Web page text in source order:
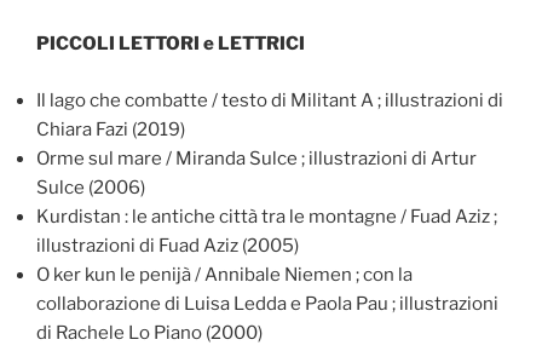
PICCOLI LETTORI e LETTRICI
Il lago che combatte / testo di Militant A ; illustrazioni di
Chiara Fazi (2019)
Orme sul mare / Miranda Sulce ; illustrazioni di Artur
Sulce (2006)
Kurdistan : le antiche città tra le montagne / Fuad Aziz ;
illustrazioni di Fuad Aziz (2005)
O ker kun le penijà / Annibale Niemen ; con la
collaborazione di Luisa Ledda e Paola Pau ; illustrazioni
di Rachele Lo Piano (2000)